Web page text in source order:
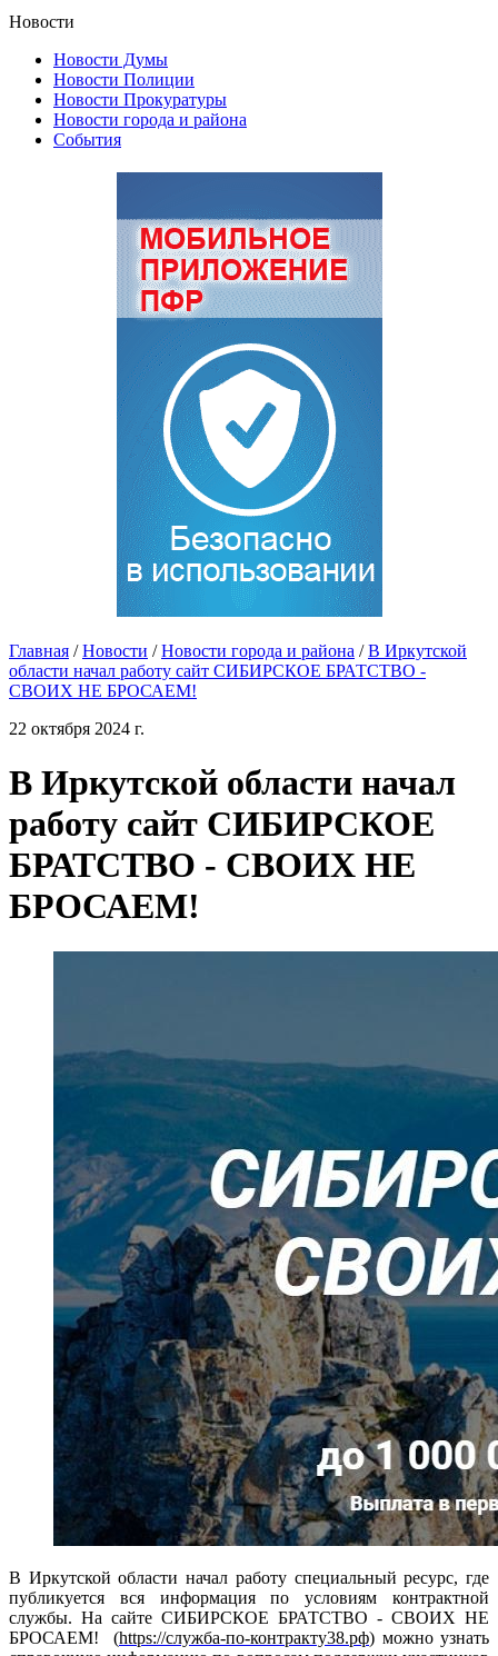
Новости
Новости Думы
Новости Полиции
Новости Прокуратуры
Новости города и района
События
Главная / Новости / Новости города и района / В Иркутской
области начал работу сайт СИБИРСКОЕ БРАТСТВО -
СВОИХ НЕ БРОСАЕМ!
22 октября 2024 г.
В Иркутской области начал
работу сайт СИБИРСКОЕ
БРАТСТВО - СВОИХ НЕ
БРОСАЕМ!
В Иркутской области начал работу специальный ресурс, где
публикуется вся информация по условиям контрактной
службы. На сайте СИБИРСКОЕ БРАТСТВО - СВОИХ НЕ
БРОСАЕМ! (https://служба-по-контракту38.рф) можно узнать